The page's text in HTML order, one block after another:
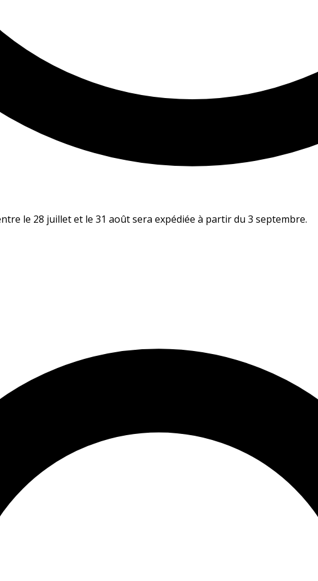
le 28 juillet et le 31 août sera expédiée à partir du 3 septembre.